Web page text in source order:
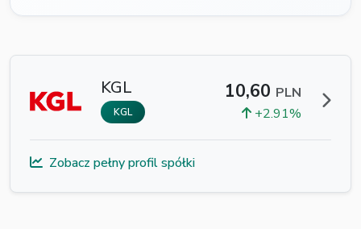
KGL
KGL
10,60 PLN
+2.91%
Zobacz pełny profil spółki